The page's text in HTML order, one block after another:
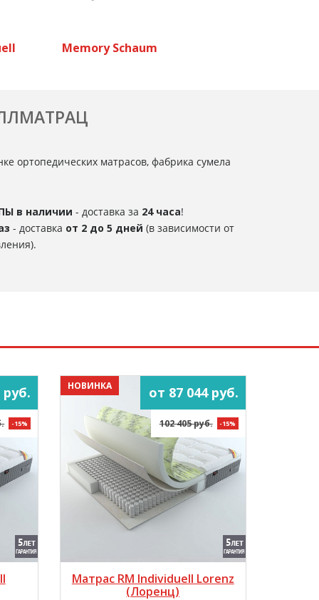
Memory Schaum
ортопедических матрасов, фабрика сумела
в наличии - доставка за 24 часа!
- доставка от 2 до 5 дней (в зависимости от
руб.
-15%
НОВИНКА от 87 044 руб.
102 405 руб. -15%
Матрас RM Individuell Lorenz
(Лоренц)